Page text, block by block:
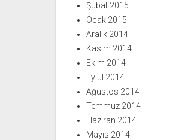
Şubat 2015
Ocak 2015
Aralık 2014
Kasım 2014
Ekim 2014
Eylül 2014
Ağustos 2014
Temmuz 2014
Haziran 2014
Mayıs 2014